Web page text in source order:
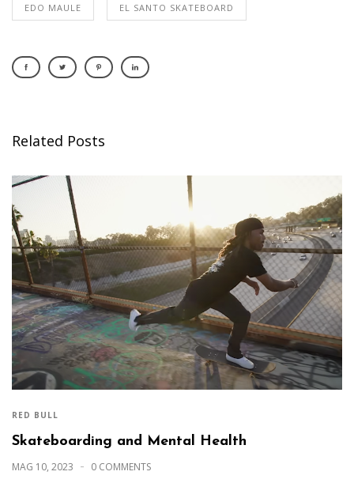
EDO MAULE EL SANTO SKATEBOARD
Related Posts
RED BULL
Skateboarding and Mental Health
MAG 10, 2023 0 COMMENTS